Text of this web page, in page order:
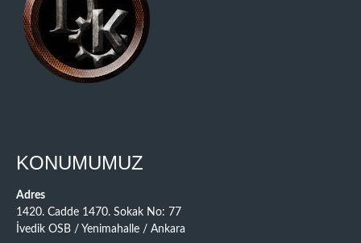
KONUMUMUZ
Adres
1420. Cadde 1470. Sokak No: 77
İvedik OSB / Yenimahalle / Ankara